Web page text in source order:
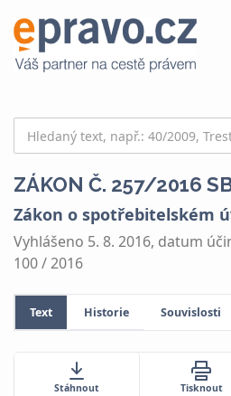
ZÁKON Č. 257/2016
Zákon o spotřebitelském
Vyhlášeno 5. 8. 2016, datum
100 / 2016
Text Historie Souvislosti
Stáhnout Tisknout